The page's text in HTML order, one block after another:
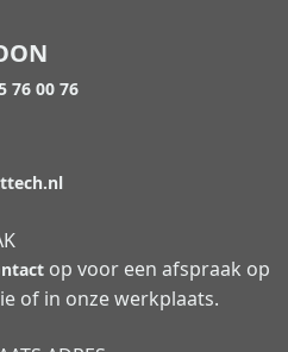
76 00 76
op voor een afspraak op
of in onze werkplaats.